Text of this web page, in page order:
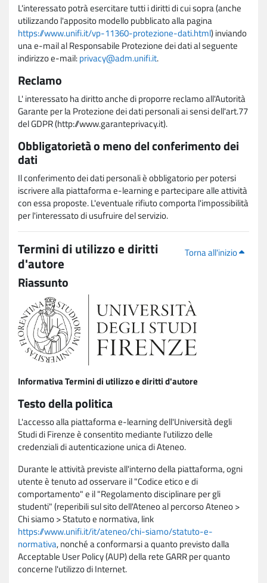
L'interessato potrà esercitare tutti i diritti di cui sopra (anche
utilizzando l'apposito modello pubblicato alla pagina
https://www.unifi.it/vp-11360-protezione-dati.html) inviando
una e-mail al Responsabile Protezione dei dati al seguente
indirizzo e-mail:privacy@adm.unifi.it.
Reclamo
L' interessato ha diritto anche di proporre reclamo all'Autorità
Garante per la Protezione dei dati personali ai sensi dell'art.77
del GDPR (http://www.garanteprivacy.it).
Obbligatorietà o meno del conferimento dei
dati
Il conferimento dei dati personali è obbligatorio per potersi
iscrivere alla piattaforma e-learning e partecipare alle attività
con essa proposte. L'eventuale rifiuto comporta l'impossibilità
per l'interessato di usufruire del servizio.
Torna all'inizio
Termini di utilizzo e diritti
d'autore
Riassunto
Informativa Termini di utilizzo e diritti d'autore
Testo della politica
L'accesso alla piattaforma e-learning dell'Università degli
Studi di Firenze è consentito mediante l'utilizzo delle
credenziali di autenticazione unica di Ateneo.
Durante le attività previste all'interno della piattaforma, ogni
utente è tenuto ad osservare il "Codice etico e di
comportamento" e il "Regolamento disciplinare per gli
studenti" (reperibili sul sito dell'Ateneo al percorso Ateneo >
Chi siamo > Statuto e normativa, link
https://www.unifi.it/it/ateneo/chi-siamo/statuto-e-
normativa, nonché a conformarsi a quanto previsto dalla
Acceptable User Policy (AUP) della rete GARR per quanto
concerne l'utilizzo di Internet.